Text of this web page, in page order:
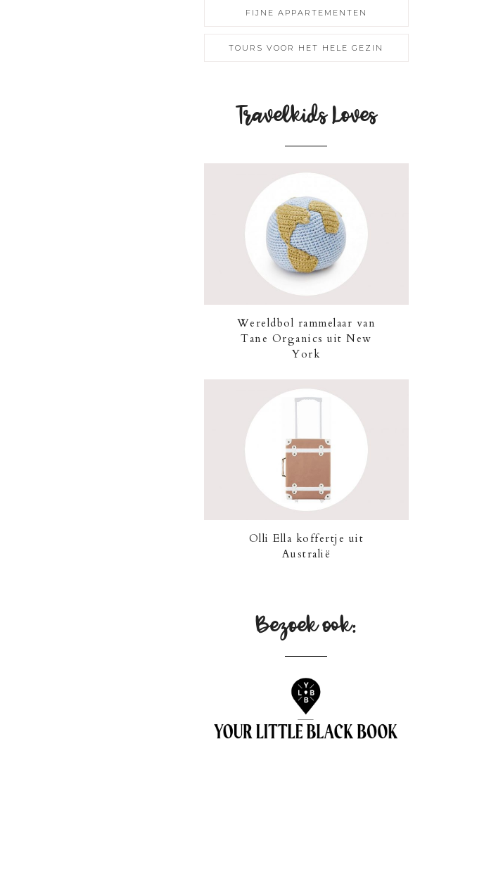
FIJNE APPARTEMENTEN
TOURS VOOR HET HELE GEZIN
Travelkids Loves
Wereldbol rammelaar van
Tane Organics uit New
York
Olli Ella koffertje uit
Australië
Bezoek ook: